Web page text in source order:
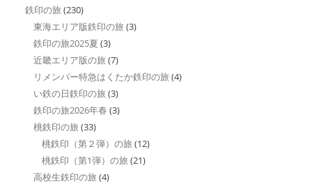
鉄印の旅 (230)
東海エリア版鉄印の旅 (3)
鉄印の旅2025夏 (3)
近畿エリア版の旅 (7)
リメンバー特急はくたか鉄印の旅 (4)
い鉄の日鉄印の旅 (3)
鉄印の旅2026年春 (3)
桃鉄印の旅 (33)
桃鉄印（第２弾）の旅 (12)
桃鉄印（第1弾）の旅 (21)
高校生鉄印の旅 (4)